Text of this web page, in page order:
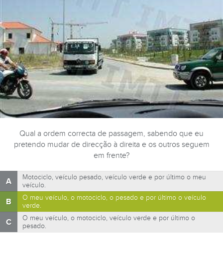
Qual a ordem correcta de passagem, sabendo que eu
pretendo mudar de direcção à direita e os outros seguem
em frente?
A
Motociclo, veículo pesado, veículo verde e por último o meu
veículo.
B
O meu veículo, o motociclo, o pesado e por último o veículo
verde.
C
O meu veículo, o motociclo, veículo verde e por último o
pesado.